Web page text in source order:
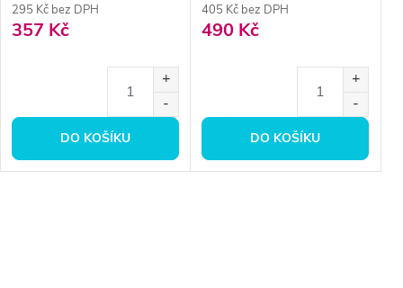
295 Kč bez DPH
357 Kč
DO KOŠÍKU
405 Kč bez DPH
490 Kč
DO KOŠÍKU